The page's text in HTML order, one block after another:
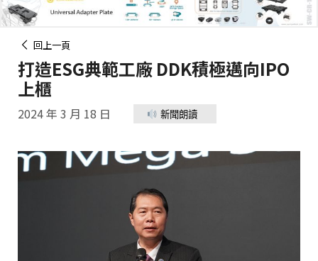
回上一頁
打造ESG典範工廠 DDK積極邁向IPO
上櫃
2024 年 3 月 18 日 新聞朗讀